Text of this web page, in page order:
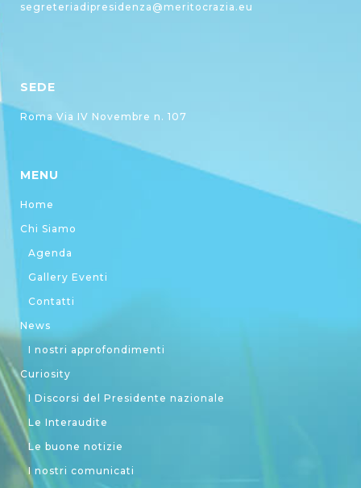
segreteriadipresidenza@meritocrazia.eu
SEDE
Roma Via IV Novembre n. 107
MENU
Home
Chi Siamo
Agenda
Gallery Eventi
Contatti
News
I nostri approfondimenti
Curiosity
I Discorsi del Presidente nazionale
Le Interaudite
Le buone notizie
I nostri comunicati